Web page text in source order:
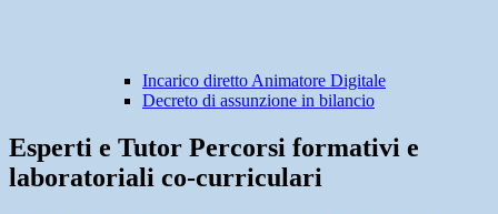
Incarico diretto Animatore Digitale
Decreto di assunzione in bilancio
Esperti e Tutor Percorsi formativi e
laboratoriali co-curriculari